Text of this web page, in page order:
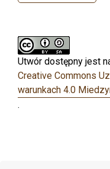
Utwór dostępny jest
Creative Commons
warunkach 4.0
.